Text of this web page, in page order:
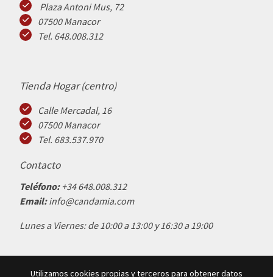
Plaza Antoni Mus, 72
07500 Manacor
Tel. 648.008.312
Tienda Hogar (centro)
Calle Mercadal, 16
07500 Manacor
Tel. 683.537.970
Contacto
Teléfono: +34 648.008.312
Email:info@candamia.com
Lunes a Viernes: de 10:00 a 13:00 y 16:30 a 19:00
Utilizamos cookies propias y terceros para obtener datos